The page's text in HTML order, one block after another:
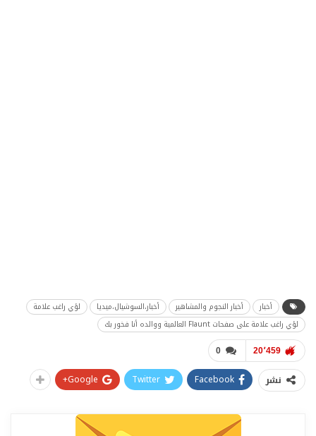
أخبار أخبار النجوم والمشاهير أخبار،السوشيال،ميديا
لؤي راغب علامة
لؤي راغب علامة على صفحات Flaunt العالمية ووالده أنا فخور بك
0 20٬459
نشر Facebook
Twitter
Google+